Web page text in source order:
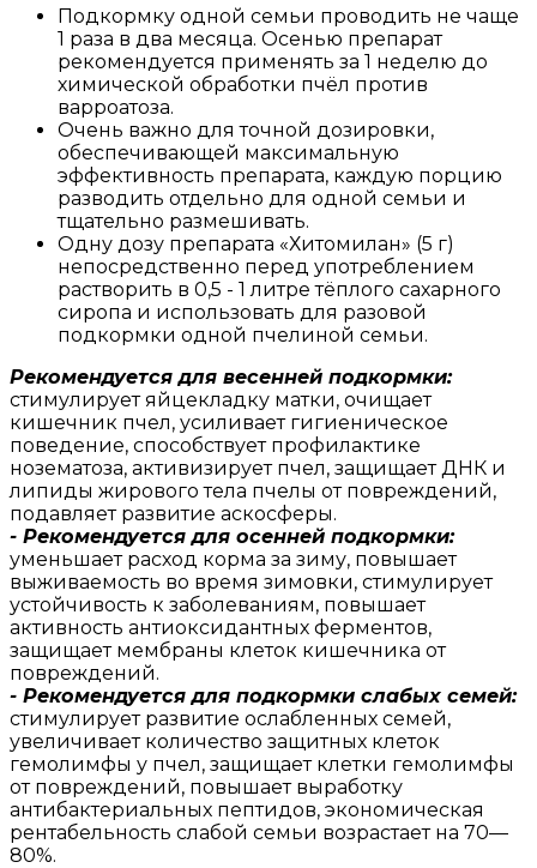
Подкормку одной семьи проводить не чаще
1 раза в два месяца. Осенью препарат
рекомендуется применять за 1 неделю до
химической обработки пчёл против
варроатоза.
Очень важно для точной дозировки,
обеспечивающей максимальную
эффективность препарата, каждую порцию
разводить отдельно для одной семьи и
тщательно размешивать.
Одну дозу препарата «Хитомилан» (5 г)
непосредственно перед употреблением
растворить в 0,5 - 1 литре тёплого сахарного
сиропа и использовать для разовой
подкормки одной пчелиной семьи.
Рекомендуется для весенней подкормки:
стимулирует яйцекладку матки, очищает
кишечник пчел, усиливает гигиеническое
поведение, способствует профилактике
нозематоза, активизирует пчел, защищает ДНК и
липиды жирового тела пчелы от повреждений,
подавляет развитие аскосферы.
- Рекомендуется для осенней подкормки:
уменьшает расход корма за зиму, повышает
выживаемость во время зимовки, стимулирует
устойчивость к заболеваниям, повышает
активность антиоксидантных ферментов,
защищает мембраны клеток кишечника от
повреждений.
- Рекомендуется для подкормки слабых семей:
стимулирует развитие ослабленных семей,
увеличивает количество защитных клеток
гемолимфы у пчел, защищает клетки гемолимфы
от повреждений, повышает выработку
антибактериальных пептидов, экономическая
рентабельность слабой семьи возрастает на 70—
80%.